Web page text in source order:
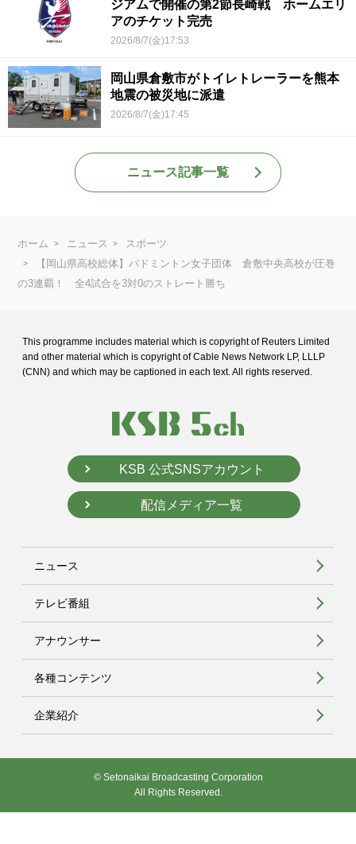
ジアムで開催の第2節長崎戦 ホームエリ
アのチケット完売
2026/8/7(金)17:53
岡山県倉敷市がトイレトレーラーを熊本
地震の被災地に派遣
2026/8/7(金)17:45
ニュース記事一覧
ホーム ニュース
スポーツ
【岡山県高校総体】バドミントン女子団体 倉敷中央高校が圧巻
の3連覇！ 全4試合を3対0のストレート勝ち
This programme includes material which is copyright of Reuters Limited
and other material which is copyright of Cable News Network LP, LLLP
(CNN) and which may be captioned in each text. All rights reserved.
KSB 公式SNSアカウント
配信メディア一覧
ニュース
テレビ番組
アナウンサー
各種コンテンツ
企業紹介
© Setonaikai Broadcasting Corporation
All Rights Reserved.